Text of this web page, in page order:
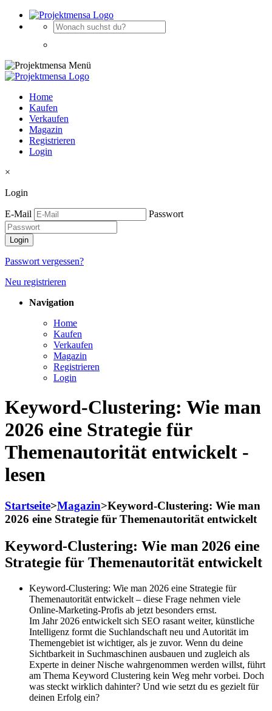
Home
Kaufen
Verkaufen
Magazin
Registrieren
Login
×
Login
E-Mail Passwort
Passwort vergessen?
Neu registrieren
Navigation
Home
Kaufen
Verkaufen
Magazin
Registrieren
Login
Keyword-Clustering: Wie man
2026 eine Strategie für
Themenautorität entwickelt -
lesen
Startseite>Magazin>Keyword-Clustering: Wie man
2026 eine Strategie für Themenautorität entwickelt
Keyword-Clustering: Wie man 2026 eine
Strategie für Themenautorität entwickelt
Keyword-Clustering: Wie man 2026 eine Strategie für
Themenautorität entwickelt – diese Frage nehmen viele
Online-Marketing-Profis ab jetzt besonders ernst.
Im Jahr 2026 entwickelt sich SEO rasant weiter, künstliche
Intelligenz formt die Suchlandschaft neu und Autorität im
Themengebiet ist wichtiger, als je zuvor. Wenn du deine
Sichtbarkeit in Suchmaschinen ausbauen und zugleich als
Experte in deiner Nische wahrgenommen werden willst, führt
am Thema Keyword Clustering kein Weg mehr vorbei. Doch
was steckt wirklich dahinter? Und wie setzt du es gezielt für
deinen Erfolg ein?